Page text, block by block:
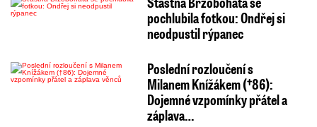
pochlubila fotkou: Ondřej si
neodpustil rýpanec
Poslední rozloučení s
Milanem Knížákem (†86):
Dojemné vzpomínky přátel a
záplava…